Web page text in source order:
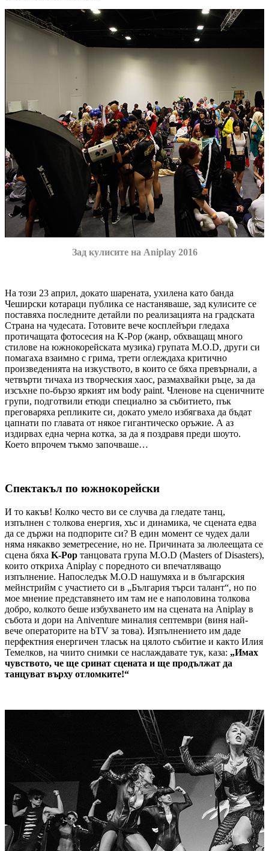
Зад кулисите на Aniplay 2016
На този 23 април, докато шарената, ухилена като банда
Чеширски котараци публика се настаняваше, зад кулисите се
поставяха последните детайли по реализацията на градската
Страна на чудесата. Готовите вече косплейъри гледаха
протичащата фотосесия на K-Pop (жанр, обхващащ много
стилове на южнокорейската музика) групата M.O.D, други си
помагаха взаимно с грима, трети оглеждаха критично
произведенията на изкуството, в които се бяха превърнали, а
четвърти тичаха из творческия хаос, размахвайки ръце, за да
изсъхне по-бързо яркият им body paint. Членове на сценичните
групи, подготвили етюди специално за събитието, пък
преговаряха репликите си, докато умело избягваха да бъдат
цапнати по главата от някое гигантическо оръжие. А аз
издирвах една черна котка, за да я поздравя преди шоуто.
Което впрочем тъкмо започваше…
Спектакъл по южнокорейски
И то какъв! Колко често ви се случва да гледате танц,
изпълнен с толкова енергия, хъс и динамика, че сцената едва
да се държи на подпорите си? В един момент се чудех дали
няма някакво земетресение, но не. Причината за люлеещата се
сцена бяха K-Pop танцовата група M.O.D (Masters of Disasters),
които откриха Aniplay с поредното си впечатляващо
изпълнение. Напоследък M.O.D нашумяха и в българския
мейнстрийм с участието си в „България търси талант“, но по
мое мнение представянето им там не е наполовина толкова
добро, колкото беше избухването им на сцената на Aniplay в
събота и дори на Aniventure миналия септември (виня най-
вече операторите на bTV за това). Изпълнението им даде
перфектния енергичен тласък на цялото събитие и както Илия
Темелков, на чиито снимки се наслаждавате тук, каза: „Имах
чувството, че ще сринат сцената и ще продължат да
танцуват върху отломките!“